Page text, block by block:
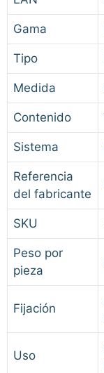
Gama
Tipo
Medida
Contenido
Sistema
Referencia
del fabricante
SKU
Peso por
pieza
Fijación
Uso